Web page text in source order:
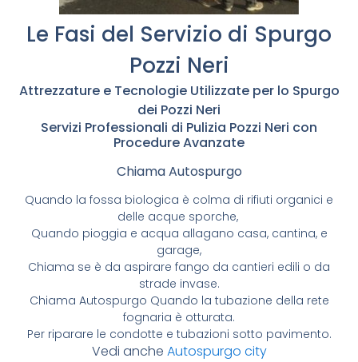
Le Fasi del Servizio di Spurgo
Pozzi Neri
Attrezzature e Tecnologie Utilizzate per lo Spurgo
dei Pozzi Neri
Servizi Professionali di Pulizia Pozzi Neri con
Procedure Avanzate
Chiama Autospurgo
Quando la fossa biologica è colma di rifiuti organici e
delle acque sporche,
Quando pioggia e acqua allagano casa, cantina, e
garage,
Chiama se è da aspirare fango da cantieri edili o da
strade invase.
Chiama Autospurgo Quando la tubazione della rete
fognaria è otturata.
Per riparare le condotte e tubazioni sotto pavimento.
Vedi anche Autospurgo city